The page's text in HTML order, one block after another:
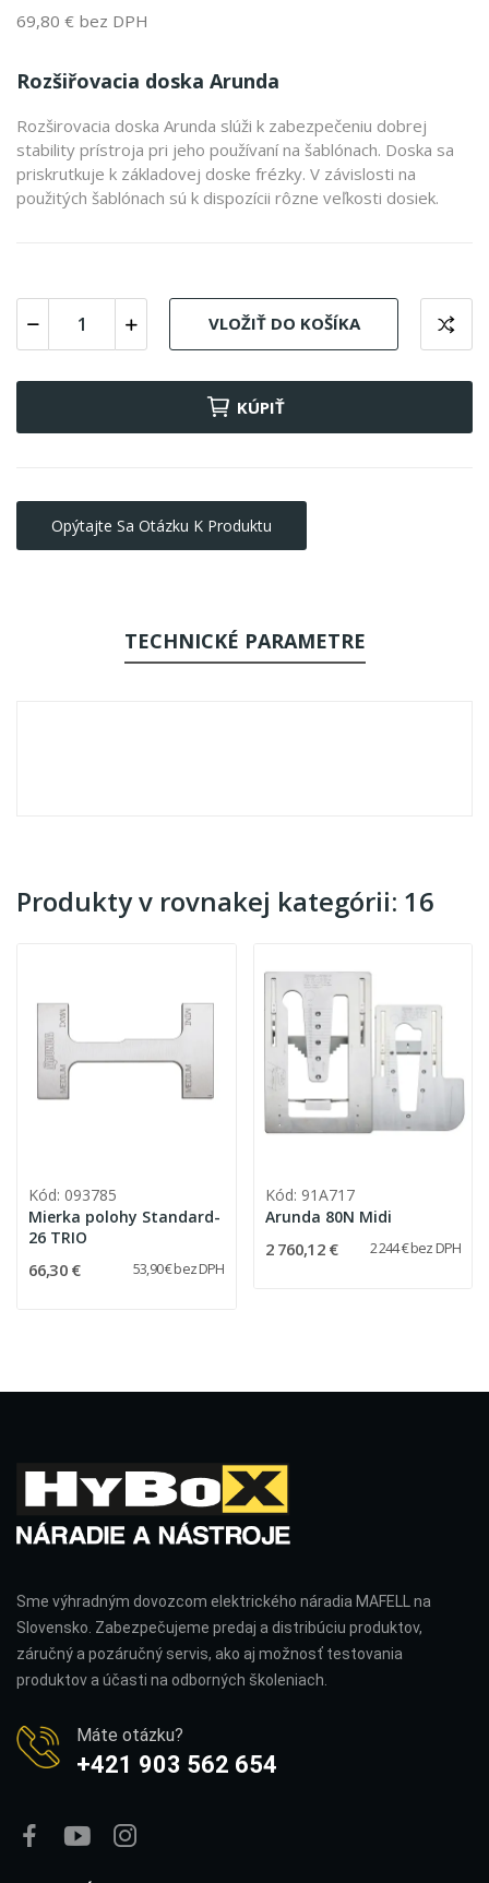
69,80 € bez DPH
Rozšiřovacia doska Arunda
Rozširovacia doska Arunda slúži k zabezpečeniu dobrej
stability prístroja pri jeho používaní na šablónach. Doska sa
priskrutkuje k základovej doske frézky. V závislosti na
použitých šablónach sú k dispozícii rôzne veľkosti dosiek.
VLOŽIŤ DO KOŠÍKA
KÚPIŤ
Opýtajte Sa Otázku K Produktu
TECHNICKÉ PARAMETRE
Produkty v rovnakej kategórii: 16
Kód: 093785
Mierka polohy Standard-
26 TRIO
66,30 € 53,90 € bez DPH
Kód: 91A717
Arunda 80N Midi
2 760,12 € 2 244 € bez DPH
Sme výhradným dovozcom elektrického náradia MAFELL na
Slovensko. Zabezpečujeme predaj a distribúciu produktov,
záručný a pozáručný servis, ako aj možnosť testovania
produktov a účasti na odborných školeniach.
Máte otázku?
+421 903 562 654